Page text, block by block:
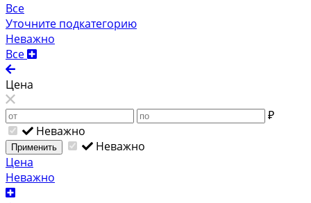
Все
Уточните подкатегорию
Неважно
Все
Цена
₽
Неважно
Применить
Неважно
Цена
Неважно